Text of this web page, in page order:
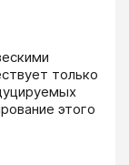
только
этого